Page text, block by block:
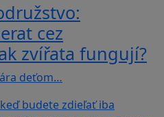
cez
zvířata fungují?
deťom…